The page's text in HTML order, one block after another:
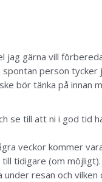
gärna vill
spontan person
bör tänka på
se till att ni i god tid
veckor kommer
tidigare (om möjligt).
resan och